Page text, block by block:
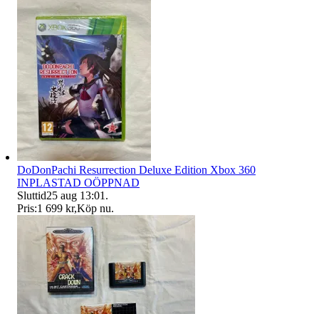
DoDonPachi Resurrection Deluxe Edition Xbox 360
INPLASTAD OÖPPNAD
Sluttid25 aug 13:01 .
Pris:1 699 kr,Köp nu.